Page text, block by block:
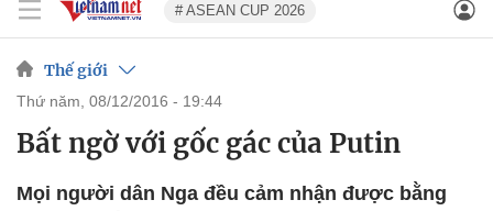
# ASEAN CUP 2026
Thế giới
thứ năm, 08/12/2016 - 19:44
Bất ngờ với gốc gác của Putin
Mọi người dân Nga đều cảm nhận được bằng